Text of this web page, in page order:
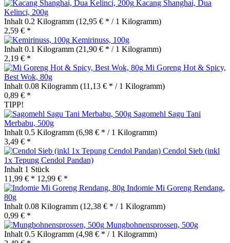
Kacang Shanghai, Dua
Kelinci, 200g
Inhalt 0.2 Kilogramm (12,95 € * / 1 Kilogramm)
2,59 € *
Kemirinuss, 100g
Inhalt 0.1 Kilogramm (21,90 € * / 1 Kilogramm)
2,19 € *
Mi Goreng Hot & Spicy,
Best Wok, 80g
Inhalt 0.08 Kilogramm (11,13 € * / 1 Kilogramm)
0,89 € *
TIPP!
Sagomehl Sagu Tani
Merbabu, 500g
Inhalt 0.5 Kilogramm (6,98 € * / 1 Kilogramm)
3,49 € *
Cendol Sieb (inkl
1x Tepung Cendol Pandan)
Inhalt 1 Stück
11,99 € * 12,99 € *
Indomie Mi Goreng Rendang,
80g
Inhalt 0.08 Kilogramm (12,38 € * / 1 Kilogramm)
0,99 € *
Mungbohnensprossen, 500g
Inhalt 0.5 Kilogramm (4,98 € * / 1 Kilogramm)